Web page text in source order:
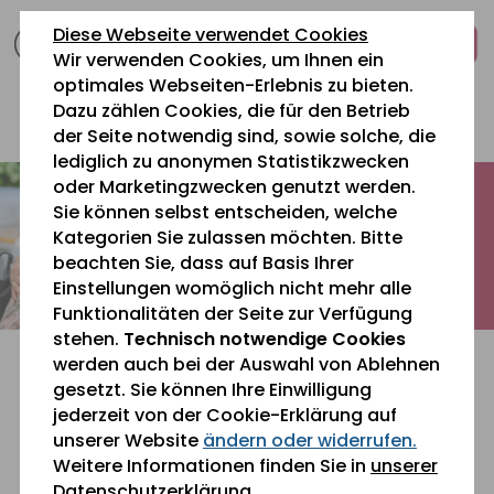
Diese Webseite verwendet Cookies
Wir verwenden Cookies, um Ihnen ein
optimales Webseiten-Erlebnis zu bieten.
Dazu zählen Cookies, die für den Betrieb
der Seite notwendig sind, sowie solche, die
lediglich zu anonymen Statistikzwecken
oder Marketingzwecken genutzt werden.
Sie können selbst entscheiden, welche
Kategorien Sie zulassen möchten. Bitte
beachten Sie, dass auf Basis Ihrer
Einstellungen womöglich nicht mehr alle
Funktionalitäten der Seite zur Verfügung
stehen. Technisch notwendige Cookies
werden auch bei der Auswahl von Ablehnen
gesetzt. Sie können Ihre Einwilligung
jederzeit von der Cookie-Erklärung auf
unserer Website ändern oder widerrufen.
Weitere Informationen finden Sie in unserer
zum
Inhalt
springen
zur
Navigation
springen
zum
Fußbereich
springen
0 26 42 40 60
Sie befinden sich gerade hier:Aktuelles